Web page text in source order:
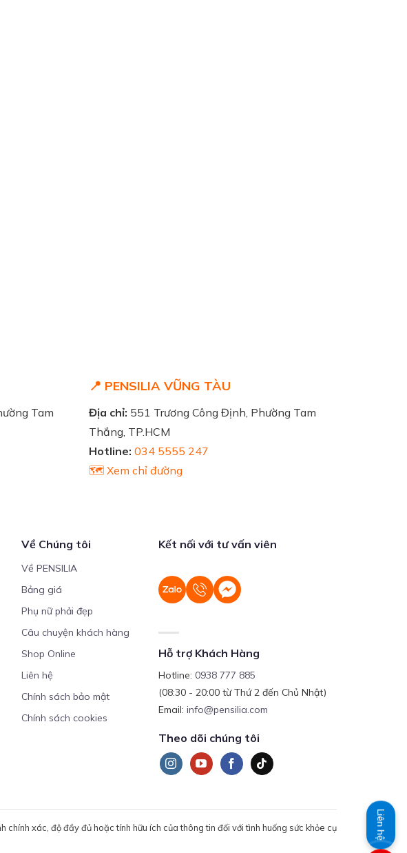
Tam
📍 PENSILIA VŨNG TÀU
Địa chỉ: 551 Trương Công Định, Phường Tam
Thắng, TP.HCM
Hotline: 034 5555 247
🗺️ Xem chỉ đường
Về Chúng tôi
Về PENSILIA
Bảng giá
Phụ nữ phải đẹp
Câu chuyện khách hàng
Shop Online
Liên hệ
Chính sách bảo mật
Chính sách cookies
Kết nối với tư vấn viên
Hỗ trợ Khách Hàng
Hotline:0938 777 885
(08:30 - 20:00 từ Thứ 2 đến Chủ Nhật)
Email:info@pensilia.com
Theo dõi chúng tôi
xác, độ đầy đủ hoặc tính hữu ích của thông tin đối với tình huống sức khỏe cụ
Liên hệ